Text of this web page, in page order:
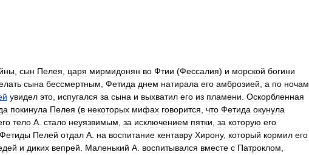
сын Пелея царя мирмидонян во Фтии (Фессалия) и морской богини
сына бессмертным Фетида днем натирала его амброзией а по ночам
увидел это испугался за сына и выхватил его из пламени Оскорбленная
покинула Пелея (в некоторых мифах говорится что Фетида окунула
тело А стало неуязвимым за исключением пятки за которую его
Фетиды Пелей отдал А на воспитание кентавру Хирону, который кормил его
и диких вепрей Маленький А воспитывался вместе с Патроклом